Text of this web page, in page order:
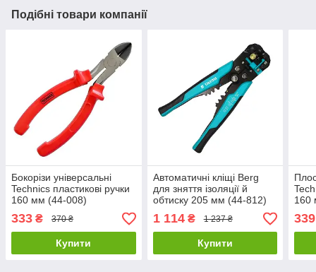
Подібні товари компанії
Бокорізи універсальні
Technics пластикові ручки
160 мм (44-008)
333 ₴ 370 ₴
Купити
Автоматичні кліщі Berg
для зняття ізоляції й
обтиску 205 мм (44-812)
1 114₴ 1 237 ₴
Купити
160
339